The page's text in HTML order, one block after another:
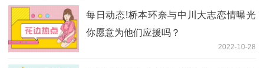
每日动态!桥本环奈与中川大志恋情曝光
你愿意为他们应援吗？
2022-10-28